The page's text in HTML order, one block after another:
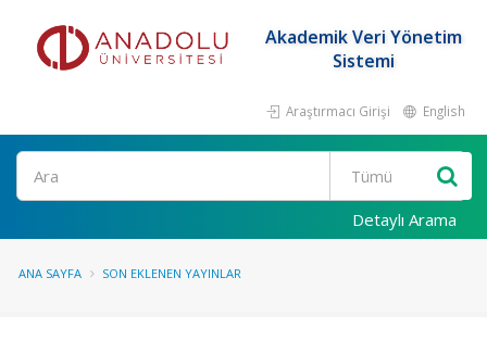
Akademik Veri Yönetim
Sistemi
Araştırmacı Girişi English
Ara
Detaylı Arama
ANA SAYFA SON EKLENEN YAYINLAR